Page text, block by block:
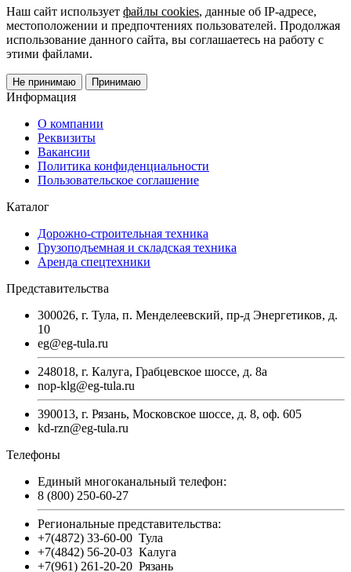
Наш сайт использует файлы cookies, данные об IP-адресе,
местоположении и предпочтениях пользователей. Продолжая
использование данного сайта, вы соглашаетесь на работу с
этими файлами.
Не принимаю Принимаю
Информация
О компании
Реквизиты
Вакансии
Политика конфиденциальности
Пользовательское соглашение
Каталог
Дорожно-строительная техника
Грузоподъемная и складская техника
Аренда спецтехники
Представительства
300026, г. Тула, п. Менделеевский, пр-д Энергетиков, д.
10
eg@eg-tula.ru
248018, г. Калуга, Грабцевское шоссе, д. 8а
nop-klg@eg-tula.ru
390013, г. Рязань, Московское шоссе, д. 8, оф. 605
kd-rzn@eg-tula.ru
Телефоны
Единый многоканальный телефон:
8 (800) 250-60-27
Региональные представительства:
+7(4872) 33-60-00 Тула
+7(4842) 56-20-03 Калуга
+7(961) 261-20-20 Рязань